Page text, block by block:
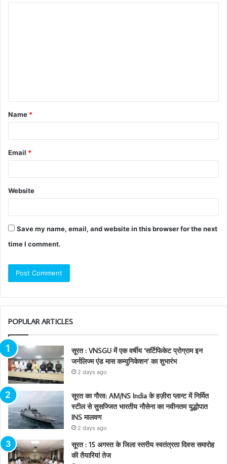
Name *
Email *
Website
Save my name, email, and website in this browser for the next
time I comment.
POPULAR ARTICLES
सूरत : VNSGU में एक वर्षीय ‘सर्टिफिकेट प्रोग्राम इन
जर्नलिज्म एंड मास कम्युनिकेशन’ का शुभारंभ
2 days ago
सूरत का गौरव: AM/NS India के हज़ीरा प्लान्ट में निर्मित
स्टील से सुसज्जित भारतीय नौसेना का नवीनतम युद्धोपात
INS मालवण
2 days ago
सूरत : 15 अगस्त के जिला स्तरीय स्वतंत्रता दिवस समारोह
की तैयारियां तेज